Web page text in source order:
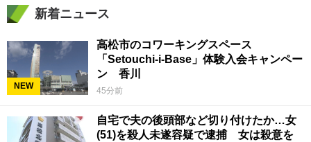
新着ニュース
NEW
高松市のコワーキングスペース
「Setouchi-i-Base」体験入会キャンペー
ン 香川
45分前
自宅で夫の後頭部など切り付けたか…女
(51)を殺人未遂容疑で逮捕 女は殺意を